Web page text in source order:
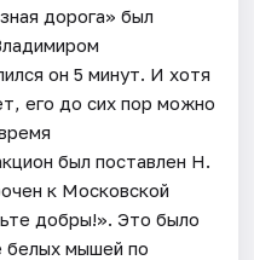
дорога» был
он 5 минут. И хотя
его до сих пор можно
был поставлен Н.
к Московской
добры!». Это было
белых мышей по